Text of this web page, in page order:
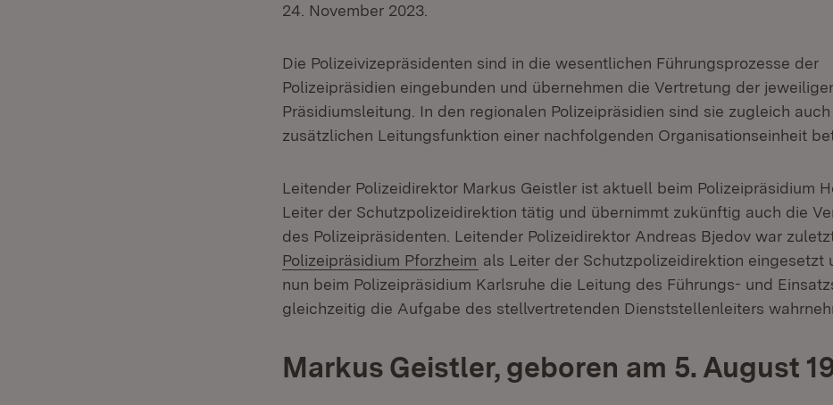
24. November 2023.
Die Polizeivizepräsidenten sind in die wesentlichen Führungsprozesse der
Polizeipräsidien eingebunden und übernehmen die Vertretung der
Präsidiumsleitung. In den regionalen Polizeipräsidien sind sie zugleich
zusätzlichen Leitungsfunktion einer nachfolgenden Organisationseinheit
Leitender Polizeidirektor Markus Geistler ist aktuell beim Polizeipräsidium
Leiter der Schutzpolizeidirektion tätig und übernimmt zukünftig auch die
des Polizeipräsidenten. Leitender Polizeidirektor Andreas Bjedov war
Polizeipräsidium Pforzheim (Öffnet in neuem Fenster)
als Leiter der Schutzpolizeidirektion eingesetzt
nun beim Polizeipräsidium Karlsruhe die Leitung des Führungs- und
gleichzeitig die Aufgabe des stellvertretenden Dienststellenleiters
Markus Geistler, geboren am 5. August